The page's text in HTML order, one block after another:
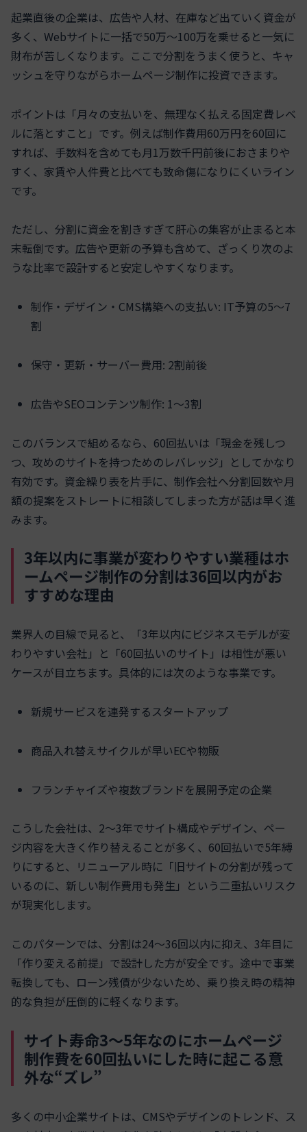
起業直後の企業は、広告や人材、在庫など出ていく資金が
多く、Webサイトに一括で50万〜100万を乗せると一気に
財布が苦しくなります。ここで分割をうまく使うと、キャ
ッシュを守りながらホームページ制作に投資できます。
ポイントは「月々の支払いを、無理なく払える固定費レベ
ルに落とすこと」です。例えば制作費用60万円を60回に
すれば、手数料を含めても月1万数千円前後におさまりや
すく、家賃や人件費と比べても致命傷になりにくいライン
です。
ただし、分割に資金を割きすぎて肝心の集客が止まると本
末転倒です。広告や更新の予算も含めて、ざっくり次のよ
うな比率で設計すると安定しやすくなります。
制作・デザイン・CMS構築への支払い: IT予算の5〜7
割
保守・更新・サーバー費用: 2割前後
広告やSEOコンテンツ制作: 1〜3割
このバランスで組めるなら、60回払いは「現金を残しつ
つ、攻めのサイトを持つためのレバレッジ」としてかなり
有効です。資金繰り表を片手に、制作会社へ分割回数や月
額の提案をストレートに相談してしまった方が話は早く進
みます。
3年以内に事業が変わりやすい業種はホ
ームページ制作の分割は36回以内がお
すすめな理由
業界人の目線で見ると、「3年以内にビジネスモデルが変
わりやすい会社」と「60回払いのサイト」は相性が悪い
ケースが目立ちます。具体的には次のような事業です。
新規サービスを連発するスタートアップ
商品入れ替えサイクルが早いECや物販
フランチャイズや複数ブランドを展開予定の企業
こうした会社は、2〜3年でサイト構成やデザイン、ペー
ジ内容を大きく作り替えることが多く、60回払いで5年縛
りにすると、リニューアル時に「旧サイトの分割が残って
いるのに、新しい制作費用も発生」という二重払いリスク
が現実化します。
このパターンでは、分割は24〜36回以内に抑え、3年目に
「作り変える前提」で設計した方が安全です。途中で事業
転換しても、ローン残債が少ないため、乗り換え時の精神
的な負担が圧倒的に軽くなります。
サイト寿命3〜5年なのにホームページ
制作費を60回払いにした時に起こる意
外な“ズレ”
多くの中小企業サイトは、CMSやデザインのトレンド、ス